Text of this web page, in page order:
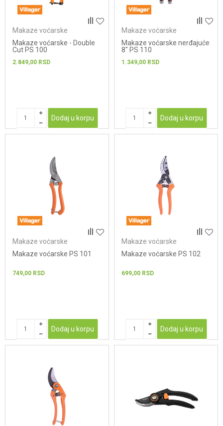
Makaze voćarske
Makaze voćarske - Double
Cut PS 100
2.849,00 RSD
Dodaj u korpu
Makaze voćarske
Makaze voćarske nerđajuće
8" PS 110
1.349,00 RSD
Dodaj u korpu
Makaze voćarske
Makaze voćarske PS 101
749,00 RSD
Dodaj u korpu
Makaze voćarske
Makaze voćarske PS 102
699,00 RSD
Dodaj u korpu